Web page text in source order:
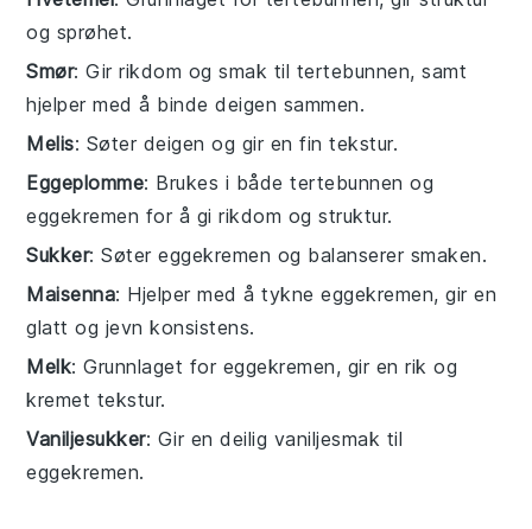
og sprøhet.
Smør: Gir rikdom og smak til tertebunnen, samt
hjelper med å binde deigen sammen.
Melis: Søter deigen og gir en fin tekstur.
Eggeplomme: Brukes i både tertebunnen og
eggekremen for å gi rikdom og struktur.
Sukker: Søter eggekremen og balanserer smaken.
Maisenna: Hjelper med å tykne eggekremen, gir en
glatt og jevn konsistens.
Melk: Grunnlaget for eggekremen, gir en rik og
kremet tekstur.
Vaniljesukker: Gir en deilig vaniljesmak til
eggekremen.